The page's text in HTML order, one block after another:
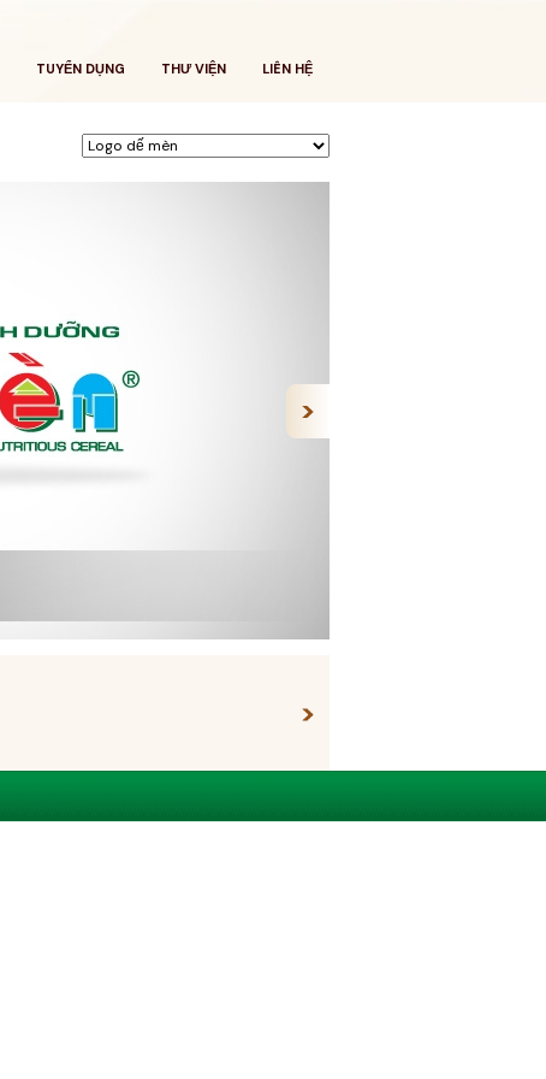
TUYỂN DỤNG THƯ VIỆN LIÊN HỆ